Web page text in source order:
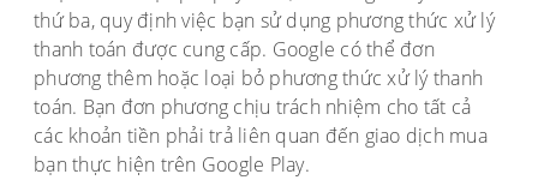
thứ ba, quy định việc bạn sử dụng phương thức xử lý
thanh toán được cung cấp. Google có thể đơn
phương thêm hoặc loại bỏ phương thức xử lý thanh
toán. Bạn đơn phương chịu trách nhiệm cho tất cả
các khoản tiền phải trả liên quan đến giao dịch mua
bạn thực hiện trên Google Play.